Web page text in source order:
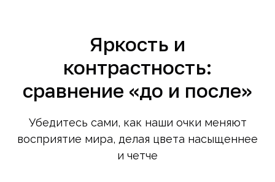
Яркость и
контрастность:
сравнение «до и после»
Убедитесь сами, как наши очки меняют
восприятие мира, делая цвета насыщеннее
и четче